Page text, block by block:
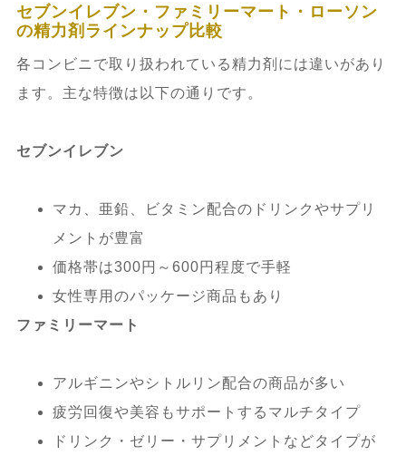
セブンイレブン・ファミリーマート・ローソン
の精力剤ラインナップ比較
各コンビニで取り扱われている精力剤には違いがあり
ます。主な特徴は以下の通りです。
セブンイレブン
マカ、亜鉛、ビタミン配合のドリンクやサプリ
メントが豊富
価格帯は300円～600円程度で手軽
女性専用のパッケージ商品もあり
ファミリーマート
アルギニンやシトルリン配合の商品が多い
疲労回復や美容もサポートするマルチタイプ
ドリンク・ゼリー・サプリメントなどタイプが